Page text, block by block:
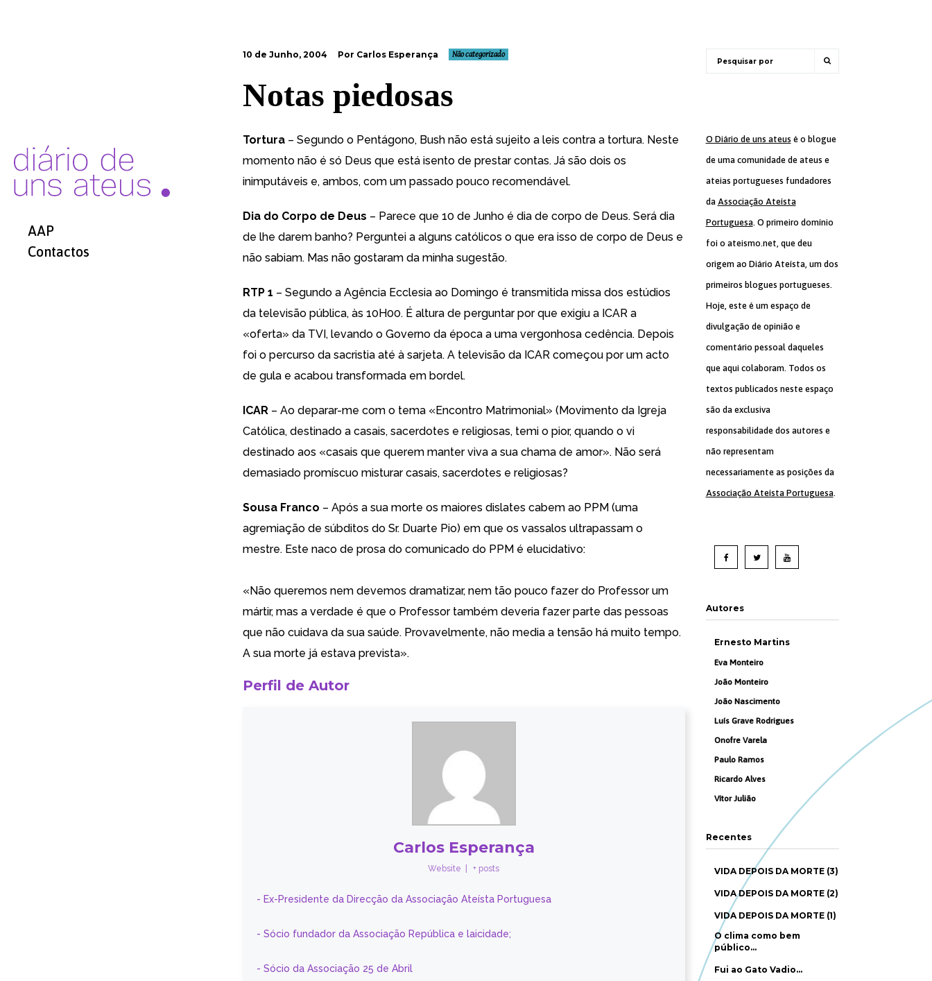
AAP
Contactos
10 de Junho, 2004 Por Carlos Esperança Não categorizado
Notas piedosas
Tortura – Segundo o Pentágono, Bush não está sujeito a leis contra a tortura. Neste
momento não é só Deus que está isento de prestar contas. Já são dois os
inimputáveis e, ambos, com um passado pouco recomendável.
Dia do Corpo de Deus – Parece que 10 de Junho é dia de corpo de Deus. Será dia
de lhe darem banho? Perguntei a alguns católicos o que era isso de corpo de Deus e
não sabiam. Mas não gostaram da minha sugestão.
RTP 1 – Segundo a Agência Ecclesia ao Domingo é transmitida missa dos estúdios
da televisão pública, às 10H00. É altura de perguntar por que exigiu a ICAR a
«oferta» da TVI, levando o Governo da época a uma vergonhosa cedência. Depois
foi o percurso da sacristia até à sarjeta. A televisão da ICAR começou por um acto
de gula e acabou transformada em bordel.
ICAR – Ao deparar-me com o tema «Encontro Matrimonial» (Movimento da Igreja
Católica, destinado a casais, sacerdotes e religiosas, temi o pior, quando o vi
destinado aos «casais que querem manter viva a sua chama de amor». Não será
demasiado promíscuo misturar casais, sacerdotes e religiosas?
Sousa Franco – Após a sua morte os maiores dislates cabem ao PPM (uma
agremiação de súbditos do Sr. Duarte Pio) em que os vassalos ultrapassam o
mestre. Este naco de prosa do comunicado do PPM é elucidativo:
«Não queremos nem devemos dramatizar, nem tão pouco fazer do Professor um
mártir, mas a verdade é que o Professor também deveria fazer parte das pessoas
que não cuidava da sua saúde. Provavelmente, não media a tensão há muito tempo.
A sua morte já estava prevista».
Perfil de Autor
Carlos Esperança
Website + posts
- Ex-Presidente da Direcção da Associação Ateísta Portuguesa
- Sócio fundador da Associação República e laicidade;
- Sócio da Associação 25 de Abril
O Diário de uns ateus é o blogue
de uma comunidade de ateus e
ateias portugueses fundadores
da Associação Ateísta
Portuguesa. O primeiro domínio
foi o ateismo.net, que deu
origem ao Diário Ateísta, um dos
primeiros blogues portugueses.
Hoje, este é um espaço de
divulgação de opinião e
comentário pessoal daqueles
que aqui colaboram. Todos os
textos publicados neste espaço
são da exclusiva
responsabilidade dos autores e
não representam
necessariamente as posições da
Associação Ateísta Portuguesa.
Autores
Ernesto Martins
Eva Monteiro
João Monteiro
João Nascimento
Luís Grave Rodrigues
Onofre Varela
Paulo Ramos
Ricardo Alves
Vítor Julião
Recentes
VIDA DEPOIS DA MORTE (3)
VIDA DEPOIS DA MORTE (2)
VIDA DEPOIS DA MORTE (1)
O clima como bem
público…
Fui ao Gato Vadio…